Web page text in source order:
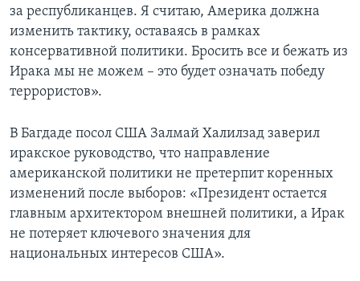
за республиканцев. Я считаю, Америка должна
изменить тактику, оставаясь в рамках
консервативной политики. Бросить все и бежать из
Ирака мы не можем – это будет означать победу
террористов».
В Багдаде посол США Залмай Халилзад заверил
иракское руководство, что направление
американской политики не претерпит коренных
изменений после выборов: «Президент остается
главным архитектором внешней политики, а Ирак
не потеряет ключевого значения для
национальных интересов США».